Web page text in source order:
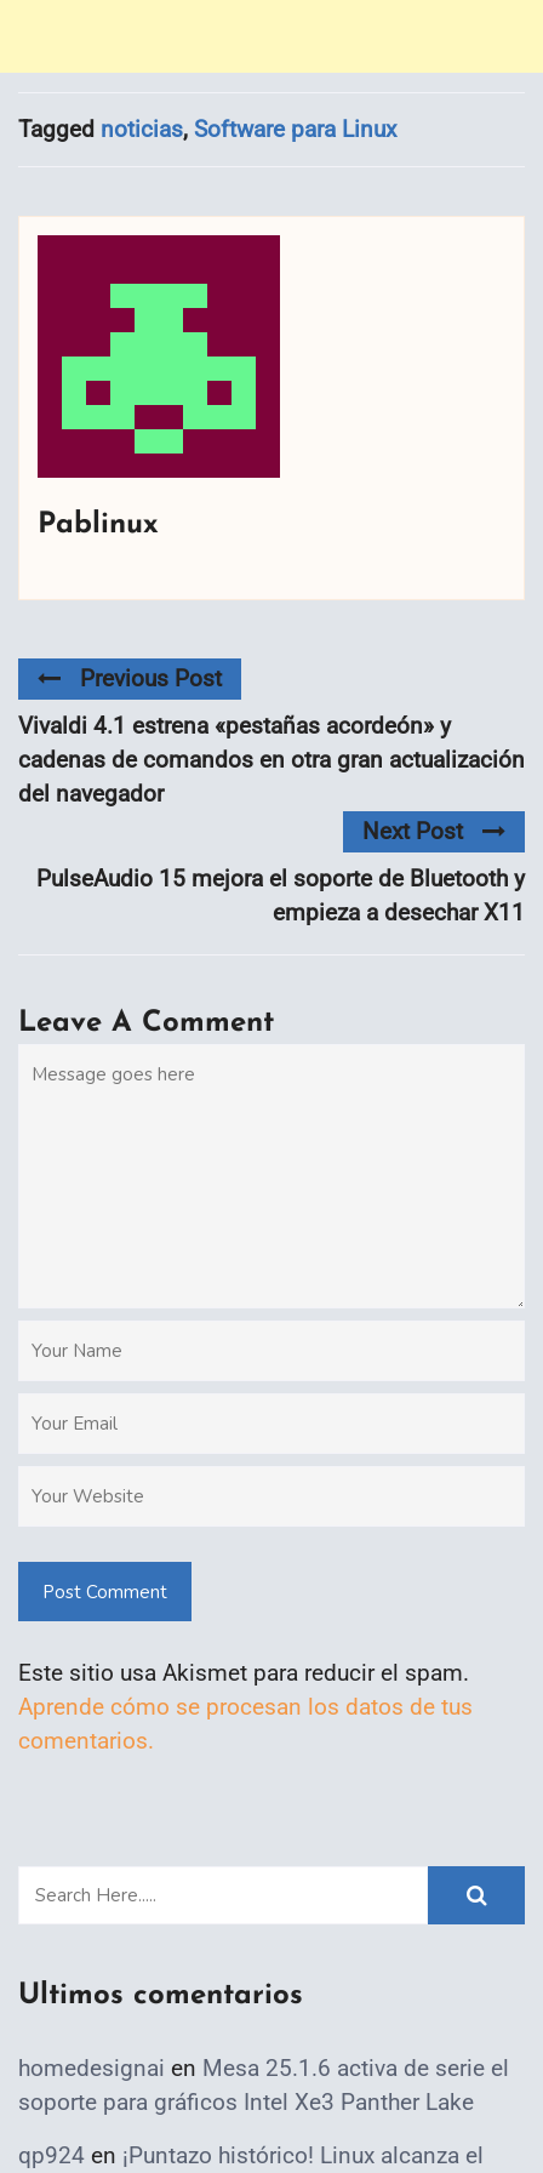
Tagged noticias, Software para Linux
Pablinux
Previous Post
Vivaldi 4.1 estrena «pestañas acordeón» y
cadenas de comandos en otra gran actualización
del navegador
Next Post
PulseAudio 15 mejora el soporte de Bluetooth y
empieza a desechar X11
Leave A Comment
Post Comment
Este sitio usa Akismet para reducir el spam.
Aprende cómo se procesan los datos de tus
comentarios.
Ultimos comentarios
homedesignai en Mesa 25.1.6 activa de serie el
soporte para gráficos Intel Xe3 Panther Lake
qp924 en ¡Puntazo histórico! Linux alcanza el